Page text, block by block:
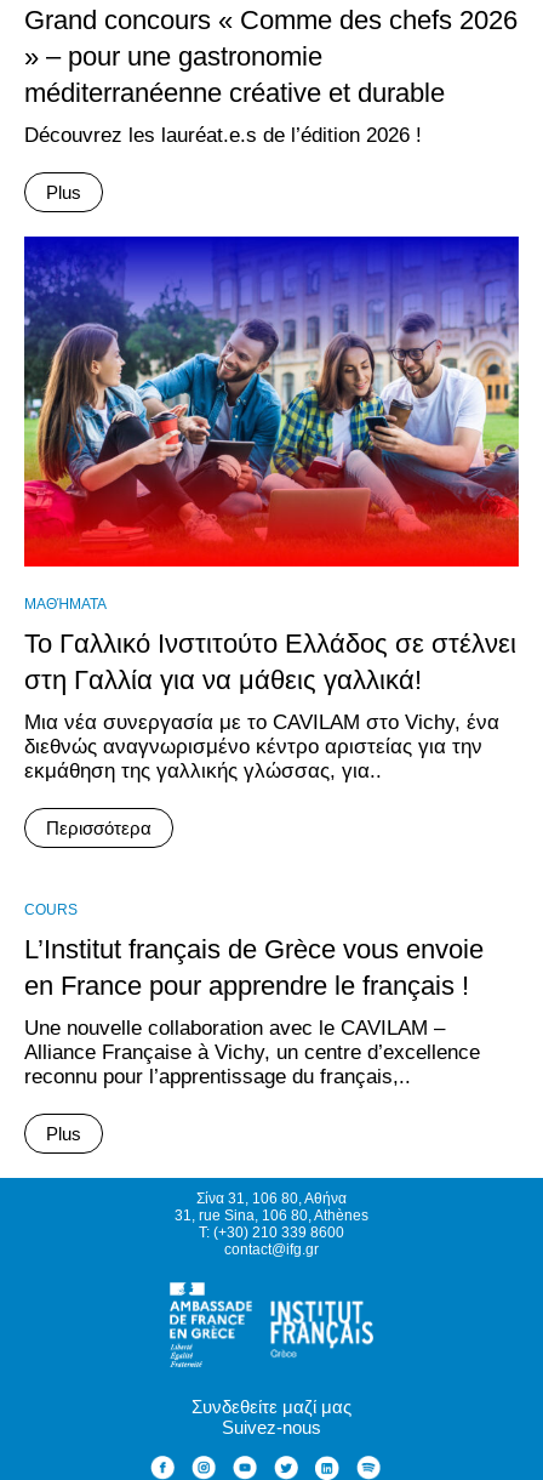
Grand concours « Comme des chefs 2026
» – pour une gastronomie
méditerranéenne créative et durable
Découvrez les lauréat.e.s de l’édition 2026 !
Plus
ΜΑΘΉΜΑΤΑ
Το Γαλλικό Ινστιτούτο Ελλάδος σε στέλνει
στη Γαλλία για να μάθεις γαλλικά!
Μια νέα συνεργασία με το CAVILAM στο Vichy, ένα
διεθνώς αναγνωρισμένο κέντρο αριστείας για την
εκμάθηση της γαλλικής γλώσσας, για..
Περισσότερα
COURS
L’Institut français de Grèce vous envoie
en France pour apprendre le français !
Une nouvelle collaboration avec le CAVILAM –
Alliance Française à Vichy, un centre d’excellence
reconnu pour l’apprentissage du français,..
Plus
Σίνα 31, 106 80, Αθήνα
31, rue Sina, 106 80, Athènes
T: (+30) 210 339 8600
contact@ifg.gr
Συνδεθείτε μαζί μας
Suivez-nous